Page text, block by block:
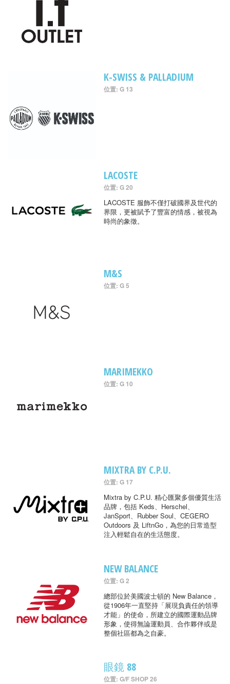
K-SWISS & PALLADIUM
位置: G 13
LACOSTE
位置: G 20
LACOSTE 服飾不僅打破國界及世代的
界限，更被賦予了豐富的情感，被視為
時尚的象徵。
M&S
位置: G 5
MARIMEKKO
位置: G 10
MIXTRA BY C.P.U.
位置: G 17
Mixtra by C.P.U. 精心匯聚多個優質生活
品牌，包括 Keds、Herschel、
JanSport、Rubber Soul、CEGERO
Outdoors 及 LiftnGo，為您的日常造型
注入輕鬆自在的生活態度。
NEW BALANCE
位置: G 2
總部位於美國波士頓的 New Balance，
從1906年一直堅持「展現負責任的領導
才能」的使命，所建立的國際運動品牌
形象，使得無論運動員、合作夥伴或是
整個社區都為之自豪。
眼鏡 88
位置: G/F SHOP 26